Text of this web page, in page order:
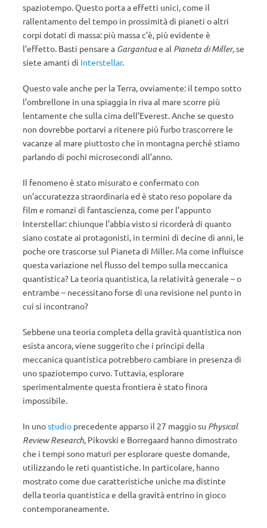
spaziotempo. Questo porta a effetti unici, come il
rallentamento del tempo in prossimità di pianeti o altri
corpi dotati di massa: più massa c’è, più evidente è
l’effetto. Basti pensare a Gargantuae al Pianeta di Miller, se
siete amanti di Interstellar.
Questo vale anche per la Terra, ovviamente: il tempo sotto
l’ombrellone in una spiaggia in riva al mare scorre più
lentamente che sulla cima dell’Everest. Anche se questo
non dovrebbe portarvi a ritenere più furbo trascorrere le
vacanze al mare piuttosto che in montagna perché stiamo
parlando di pochi microsecondi all’anno.
Il fenomeno è stato misurato e confermato con
un’accuratezza straordinaria ed è stato reso popolare da
film e romanzi di fantascienza, come per l’appunto
Interstellar: chiunque l’abbia visto si ricorderà di quanto
siano costate ai protagonisti, in termini di decine di anni, le
poche ore trascorse sul Pianeta di Miller. Ma come influisce
questa variazione nel flusso del tempo sulla meccanica
quantistica? La teoria quantistica, la relatività generale – o
entrambe – necessitano forse di una revisione nel punto in
cui si incontrano?
Sebbene una teoria completa della gravità quantistica non
esista ancora, viene suggerito che i principi della
meccanica quantistica potrebbero cambiare in presenza di
uno spaziotempo curvo. Tuttavia, esplorare
sperimentalmente questa frontiera è stato finora
impossibile.
In unostudio precedente apparso il 27 maggio su Physical
Review Research, Pikovski e Borregaard hanno dimostrato
che i tempi sono maturi per esplorare queste domande,
utilizzando le reti quantistiche. In particolare, hanno
mostrato come due caratteristiche uniche ma distinte
della teoria quantistica e della gravità entrino in gioco
contemporaneamente.